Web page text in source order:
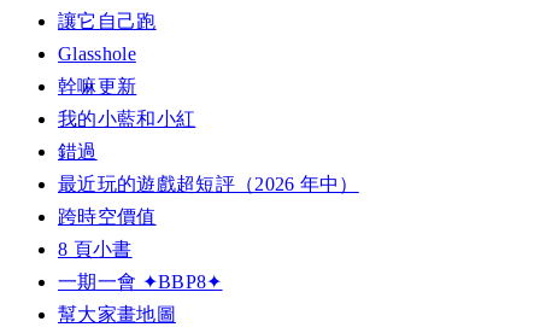
讓它自己跑
Glasshole
幹嘛更新
我的小藍和小紅
錯過
最近玩的遊戲超短評（2026 年中）
跨時空價值
8 頁小書
一期一會 ✦BBP8✦
幫大家畫地圖